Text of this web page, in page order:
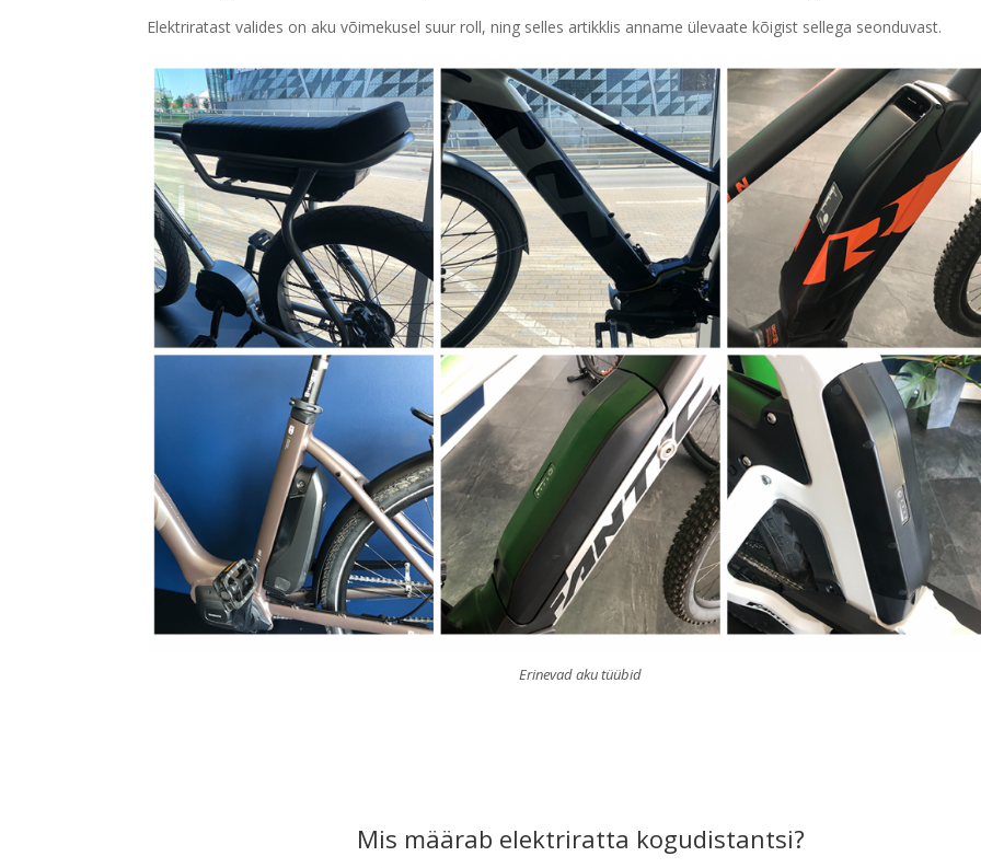
Elektriratast valides on aku võimekusel suur roll, ning selles artikklis anname ülevaate kõigist sellega seonduvast.
Erinevad aku tüübid
Mis määrab elektriratta kogudistantsi?